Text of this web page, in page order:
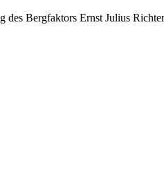
Bergfaktors Ernst Julius